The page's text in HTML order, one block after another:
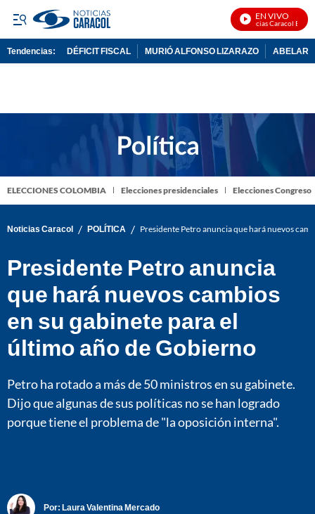
EN VIVO
Noticias Caracol En
Tendencias: DÉFICIT FISCAL MURIÓ ALFONSO LIZARAZO
ELECCIONES COLOMBIA Elecciones presidenciales Elecciones Congreso
Noticias Caracol / POLÍTICA / Presidente Petro anuncia que hará nuevos
Presidente Petro anuncia
que hará nuevos cambios
en su gabinete para el
último año de Gobierno
Petro ha rotado a más de 50 ministros en su gabinete.
Dijo que algunas de sus políticas no se han logrado
porque tiene el problema de "la oposición interna".
Por: Laura Valentina Mercado